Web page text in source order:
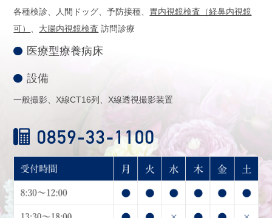
各種検診、人間ドッグ、予防接種、 胃内視鏡検査（経鼻内視鏡
可）
大腸内視鏡検査 訪問診療
医療型療養病床
設備
一般撮影、X線CT16列、X線透視撮影装置